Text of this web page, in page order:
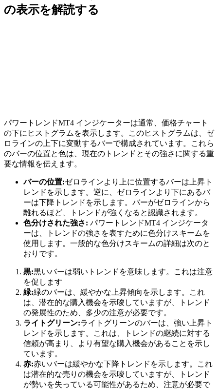
の表示を解読する
パワートレンドMT4 インジケーターは通常、価格チャート
の下にヒストグラムを表示します。このヒストグラムは、ゼ
ロラインの上下に変動するバーで構成されています。これら
のバーの位置と色は、現在のトレンドとその強さに関する重
要な情報を伝えます。
バーの位置:ゼロラインより上に位置するバーは上昇ト
レンドを示します。逆に、ゼロラインより下にあるバ
ーは下降トレンドを示します。バーがゼロラインから
離れるほど、トレンドが強くなると認識されます。
色分けされた強さ: パワートレンドMT4 インジケータ
ーは、トレンドの強さを表すために色分けスキームを
使用します。一般的な色分けスキームの詳細は次のと
おりです。
黒:黒いバーは弱いトレンドを意味します。これは注意
を促します
緑:緑のバーは、緩やかな上昇傾向を示します。これ
は、潜在的な購入機会を示唆していますが、トレンド
の発展性のため、多少の注意が必要です。
ライトグリーン:ライトグリーンのバーは、強い上昇ト
レンドを示します。これは、トレンドの継続に対する
信頼が高まり、より有望な購入機会があることを示し
ています。
赤:赤いバーは緩やかな下降トレンドを示します。これ
は潜在的な売りの機会を示唆していますが、トレンド
が勢いを失っている可能性があるため、注意が必要で